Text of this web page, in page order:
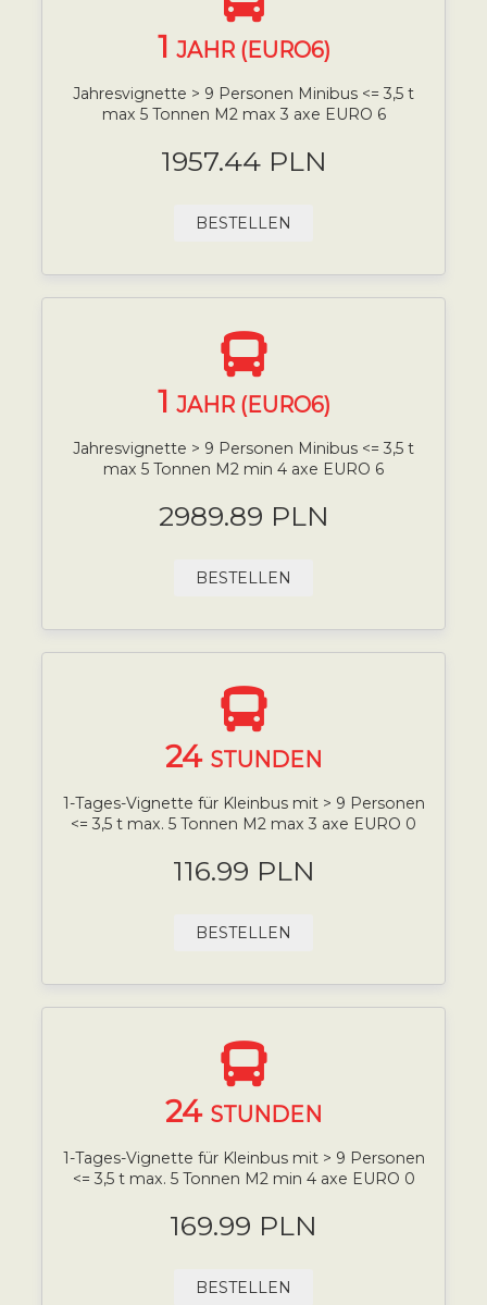
1 JAHR (EURO6)
Jahresvignette > 9 Personen Minibus <= 3,5 t
max 5 Tonnen M2 max 3 axe EURO 6
1957.44 PLN
BESTELLEN
1 JAHR (EURO6)
Jahresvignette > 9 Personen Minibus <= 3,5 t
max 5 Tonnen M2 min 4 axe EURO 6
2989.89 PLN
BESTELLEN
24 STUNDEN
1-Tages-Vignette für Kleinbus mit > 9 Personen
<= 3,5 t max. 5 Tonnen M2 max 3 axe EURO 0
116.99 PLN
BESTELLEN
24 STUNDEN
1-Tages-Vignette für Kleinbus mit > 9 Personen
<= 3,5 t max. 5 Tonnen M2 min 4 axe EURO 0
169.99 PLN
BESTELLEN